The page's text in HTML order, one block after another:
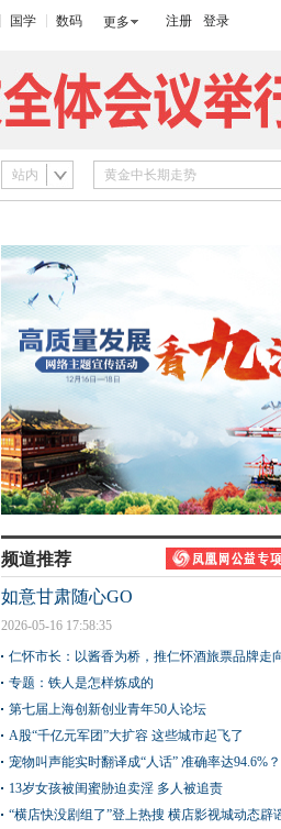
国学 数码 更多 注册 登录
站内
频道推荐
如意甘肃随心GO
2026-05-16 17:58:35
仁怀市长：以酱香为桥，推仁怀酒旅票品牌走
专题：铁人是怎样炼成的
第七届上海创新创业青年50人论坛
A股“千亿元军团”大扩容 这些城市起飞了
宠物叫声能实时翻译成“人话” 准确率达94.6%？
13岁女孩被闺蜜胁迫卖淫 多人被追责
“横店快没剧组了”登上热搜 横店影视城动态辟